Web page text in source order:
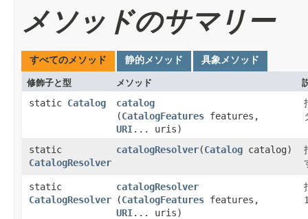
メソッドのサマリー
すべてのメソッド 静的メソッド 具象メソッド
修飾子と型 メソッド
static Catalog catalog
(CatalogFeatures features,
URI... uris)
static
CatalogResolver
catalogResolver​(Catalog catalog)
static
CatalogResolver
catalogResolver
(CatalogFeatures features,
URI... uris)